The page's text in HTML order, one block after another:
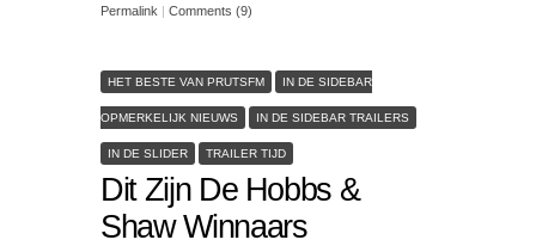
Permalink | Comments (9)
HET BESTE VAN PRUTSFM IN DE SIDEBAR
OPMERKELIJK NIEUWS IN DE SIDEBAR TRAILERS
IN DE SLIDER TRAILER TIJD
Dit Zijn De Hobbs &
Shaw Winnaars